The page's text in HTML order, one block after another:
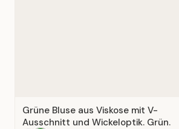
Grüne Bluse aus Viskose mit V-
Ausschnitt und Wickeloptik. Grün.